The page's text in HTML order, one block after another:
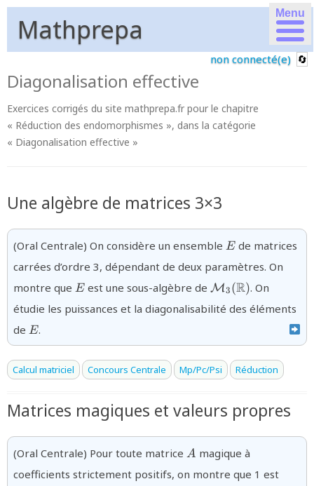
Menu
Mathprepa
non connecté(e)
Diagonalisation effective
Exercices corrigés du site mathprepa.fr pour le chapitre
« Réduction des endomorphismes », dans la catégorie
« Diagonalisation effective »
Une algèbre de matrices 3×3
(Oral Centrale) On considère un ensemble {E}
Ede matrices
carrées d’ordre 3, dépendant de deux paramètres. On
montre que {E}
Eest une sous-algèbre de
(\mathbb{R})}
M3 (R). On
étudie les puissances et la diagonalisabilité des éléments
de {E}
E.
Calcul matriciel Concours Centrale Mp/Pc/Psi Réduction
Matrices magiques et valeurs propres
(Oral Centrale) Pour toute matrice {A}
A magique à
coefficients strictement positifs, on montre que 1 est